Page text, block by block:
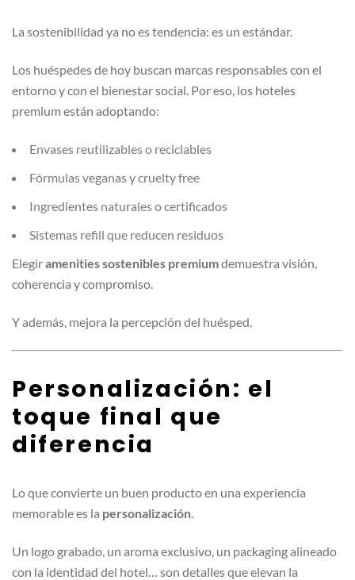
La sostenibilidad ya no es tendencia: es un estándar.
Los huéspedes de hoy buscan marcas responsables con el
entorno y con el bienestar social. Por eso, los hoteles
premium están adoptando:
Envases reutilizables o reciclables
Fórmulas veganas y cruelty free
Ingredientes naturales o certificados
Sistemas refill que reducen residuos
Elegiramenities sostenibles premiumdemuestra visión,
coherencia y compromiso.
Y además, mejora la percepción del huésped.
Personalización: el
toque final que
diferencia
Lo que convierte un buen producto en una experiencia
memorable es la personalización.
Un logo grabado, un aroma exclusivo, un packaging alineado
con la identidad del hotel… son detalles que elevan la